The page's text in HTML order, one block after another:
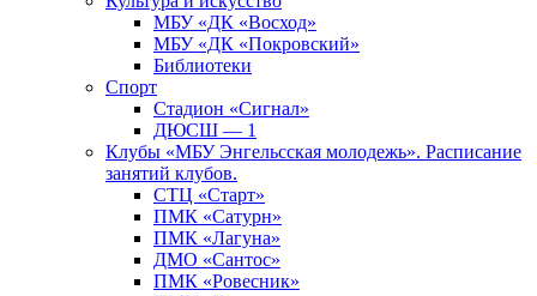
МБУ «ДК «Восход»
МБУ «ДК «Покровский»
Библиотеки
Спорт
Стадион «Сигнал»
ДЮСШ — 1
Клубы «МБУ Энгельсская молодежь». Расписание
занятий клубов.
СТЦ «Старт»
ПМК «Сатурн»
ПМК «Лагуна»
ДМО «Сантос»
ПМК «Ровесник»